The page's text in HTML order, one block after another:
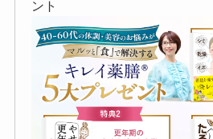
ント